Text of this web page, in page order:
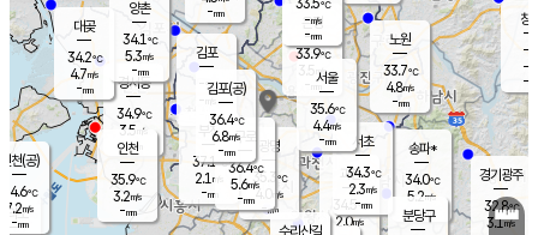
의도
과천
34.5℃
2.0m/s
경기광주
32.8℃
3.1m/s
경서동
34.9℃
3.5 m/s
-mm
-mm
대곶
34.2℃
4.7m/s
-mm
창
-
-m/
-
김포
- ℃
-m/s
mm
광명
35.3 ℃
4.0 m/s
-mm
부천
37.1℃
2.1 m/s
-mm
양촌
34.1℃
5.3m/s
-mm
구로
36.4℃
5.6m/s
-mm
은평
33.9℃
3.5 m/s
- mm
노원
33.7℃
4.8m/s
-mm
송파*
34.0℃
5.2m/s
-mm
서초
34.3℃
2.3m/s
-mm
수리산길
분당구
33.5℃
-m/s
-mm
인천(공)
34.6℃
7.2m/s
-mm
김포(공)
36.4℃
6.8m/s
-mm
인천
35.9℃
3.2m/s
-mm
서울
35.6℃
4.4m/s
-mm